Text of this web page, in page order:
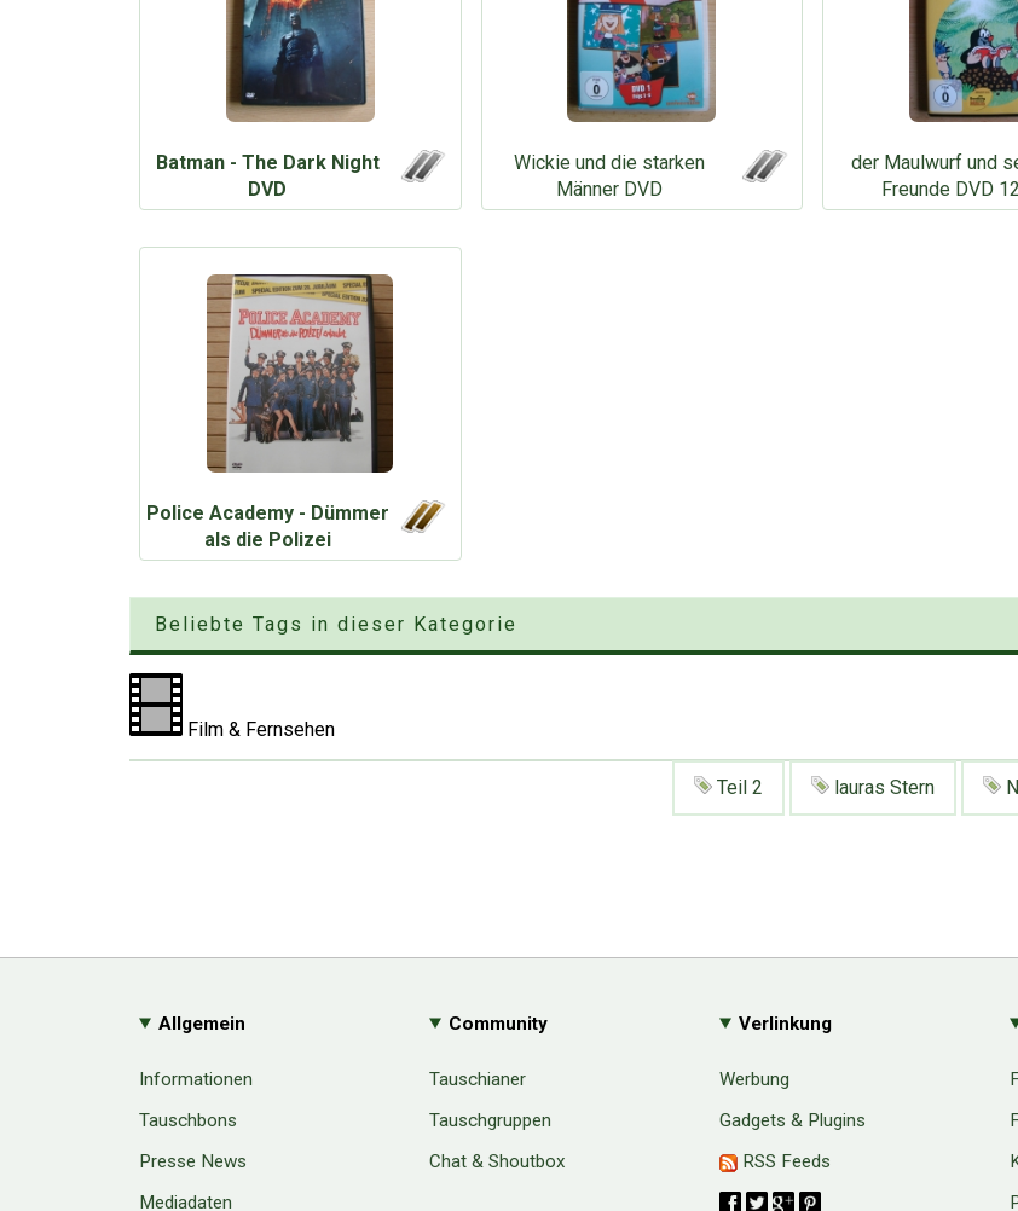
Batman - The Dark Night
DVD
Wickie und die starken
Männer DVD
der Maulwurf und
Freunde DVD 12
Police Academy - Dümmer
als die Polizei
Beliebte Tags in dieser Kategorie
Film & Fernsehen
Teil 2 lauras Stern
Allgemein
Informationen
Tauschbons
Presse News
Mediadaten
Community
Tauschianer
Tauschgruppen
Chat & Shoutbox
Verlinkung
Werbung
Gadgets & Plugins
RSS Feeds